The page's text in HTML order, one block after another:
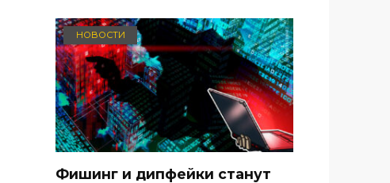
НОВОСТИ
Фишинг и дипфейки станут